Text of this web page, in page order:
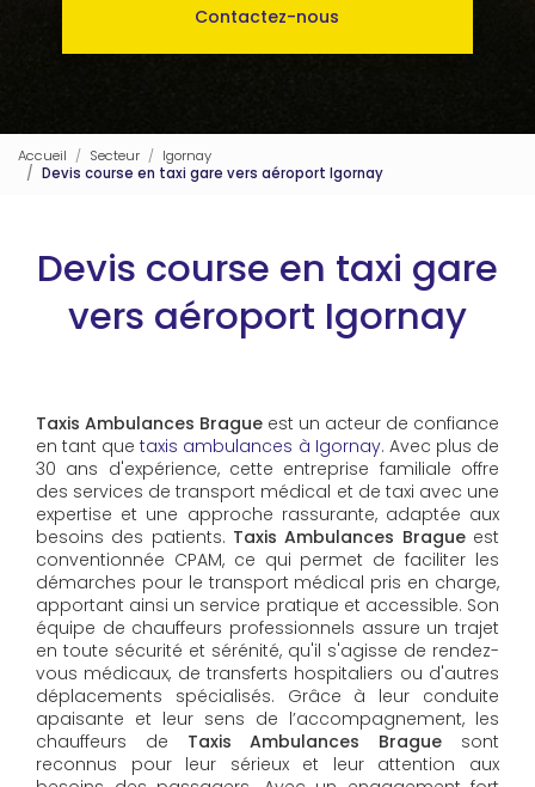
Contactez-nous
Accueil Secteur
Igornay
Devis course en taxi gare vers aéroport Igornay
Devis course en taxi gare
vers aéroport Igornay
Taxis Ambulances Brague est un acteur de confiance
en tant quetaxis ambulances à Igornay. Avec plus de
30 ans d'expérience, cette entreprise familiale offre
des services de transport médical et de taxi avec une
expertise et une approche rassurante, adaptée aux
besoins des patients. Taxis Ambulances Bragueest
conventionnée CPAM, ce qui permet de faciliter les
démarches pour le transport médical pris en charge,
apportant ainsi un service pratique et accessible. Son
équipe de chauffeurs professionnels assure un trajet
en toute sécurité et sérénité, qu'il s'agisse de rendez-
vous médicaux, de transferts hospitaliers ou d'autres
déplacements spécialisés. Grâce à leur conduite
apaisante et leur sens de l’accompagnement, les
chauffeurs de Taxis Ambulances Brague sont
reconnus pour leur sérieux et leur attention aux